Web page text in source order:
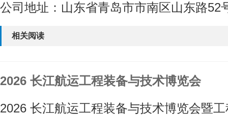
公司地址：山东省青岛市市南区山东路52
相关阅读
2026 长江航运工程装备与技术博览会
2026 长江航运工程装备与技术博览会暨